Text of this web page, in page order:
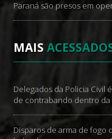
Paraná são presos em
MAIS
Delegados da Policia Civil
de contrabando dentro da
Disparos de arma de fogo